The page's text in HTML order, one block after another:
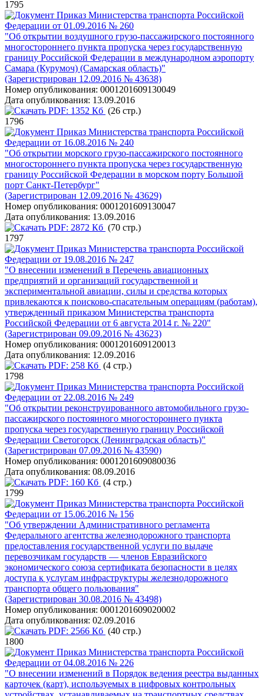
1795
Приказ Министерства транспорта Российской
Федерации от 01.09.2016 № 260
"Об открытии воздушного грузо-пассажирского постоянного
многостороннего пункта пропуска через государственную
границу Российской Федерации в международном аэропорту
Самара (Курумоч) (Самарская область)"
(Зарегистрирован 12.09.2016 № 43638)
Номер опубликования: 0001201609130049
Дата опубликования: 13.09.2016
PDF: 1352 Кб (26 стр.)
1796
Приказ Министерства транспорта Российской
Федерации от 16.08.2016 № 240
"Об открытии морского грузо-пассажирского постоянного
многостороннего пункта пропуска через государственную
границу Российской Федерации в морском порту Большой
порт Санкт-Петербург"
(Зарегистрирован 12.09.2016 № 43629)
Номер опубликования: 0001201609130047
Дата опубликования: 13.09.2016
PDF: 2872 Кб (70 стр.)
1797
Приказ Министерства транспорта Российской
Федерации от 19.08.2016 № 247
"О внесении изменений в Перечень авиационных
предприятий и организаций государственной и
экспериментальной авиации, силы и средства которых
привлекаются к поисково-спасательным операциям (работам),
утвержденный приказом Министерства транспорта
Российской Федерации от 6 августа 2014 г. № 220"
(Зарегистрирован 09.09.2016 № 43623)
Номер опубликования: 0001201609120013
Дата опубликования: 12.09.2016
PDF: 258 Кб (4 стр.)
1798
Приказ Министерства транспорта Российской
Федерации от 22.08.2016 № 249
"Об открытии реконструированного автомобильного грузо-
пассажирского постоянного многостороннего пункта
пропуска через государственную границу Российской
Федерации Светогорск (Ленинградская область)"
(Зарегистрирован 07.09.2016 № 43590)
Номер опубликования: 0001201609080036
Дата опубликования: 08.09.2016
PDF: 160 Кб (4 стр.)
1799
Приказ Министерства транспорта Российской
Федерации от 15.06.2016 № 156
"Об утверждении Административного регламента
Федерального агентства железнодорожного транспорта
предоставления государственной услуги по выдаче
перевозчикам государств — членов Евразийского
экономического союза сертификата безопасности в целях
доступа к услугам инфраструктуры железнодорожного
транспорта общего пользования"
(Зарегистрирован 30.08.2016 № 43498)
Номер опубликования: 0001201609020002
Дата опубликования: 02.09.2016
PDF: 2566 Кб (40 стр.)
1800
Приказ Министерства транспорта Российской
Федерации от 04.08.2016 № 226
"О внесении изменений в Порядок ведения реестра выданных
карточек (карт), используемых в цифровых контрольных